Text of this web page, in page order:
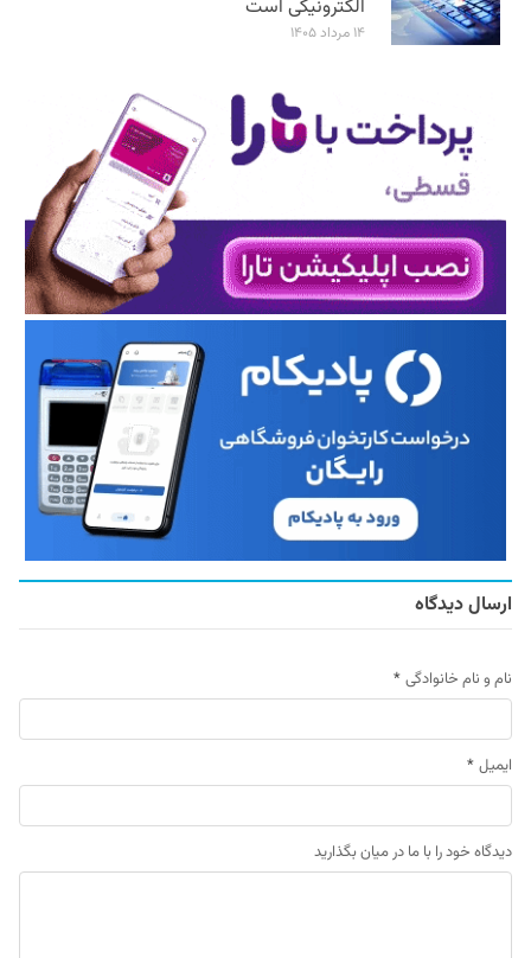
الکترونیکی است
۱۴ مرداد ۱۴۰۵
ارسال دیدگاه
نام و نام خانوادگی *
ایمیل *
دیدگاه خود را با ما در میان بگذارید